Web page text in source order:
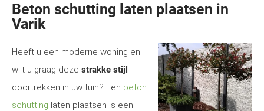
Beton schutting laten plaatsen in
Varik
Heeft u een moderne woning en
wilt u graag deze strakke stijl
doortrekken in uw tuin? Een beton
schutting laten plaatsen is een